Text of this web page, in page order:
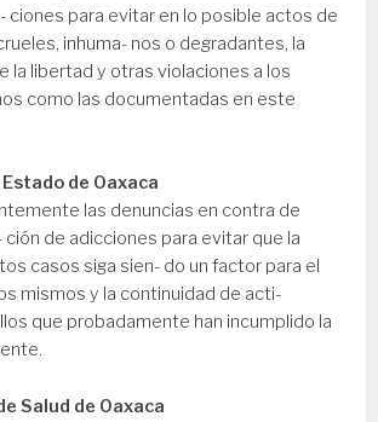
ciones para evitar en lo posible actos de
inhuma- nos o degradantes, la
la libertad y otras violaciones a los
como las documentadas en este
de Oaxaca
las denuncias en contra de
de adicciones para evitar que la
casos siga sien- do un factor para el
mismos y la continuidad de acti-
que probadamente han incumplido la
Salud de Oaxaca